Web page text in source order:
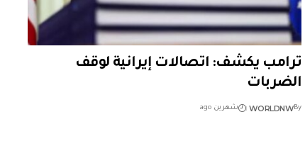
ترامب يكشف: اتصالات إيرانية لوقف
الضربات
By
WORLDNW شهرين ago